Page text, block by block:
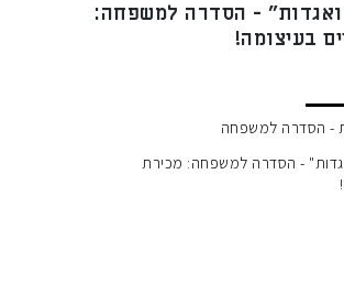
- הסדרה למשפחה:
בעיצומה!
- הסדרה למשפחה